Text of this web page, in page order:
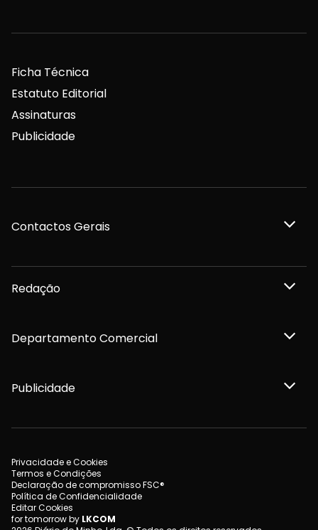
Ficha Técnica
Estatuto Editorial
Assinaturas
Publicidade
Contactos Gerais
Redação
Departamento Comercial
Publicidade
Privacidade e Cookies
Termos e Condições
Declaração de compromisso FSC®
Política de Confidencialidade
Editar Cookies
for tomorrow by LKCOM